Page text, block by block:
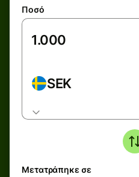
Ποσό
SEK
Μετατράπηκε σε